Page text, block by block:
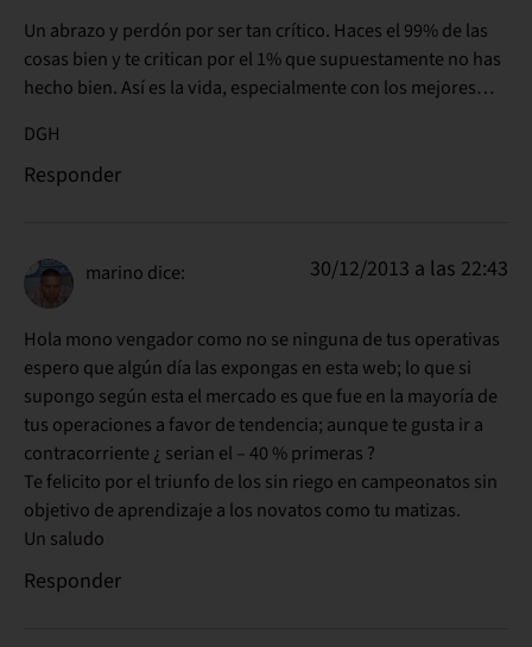
Un abrazo y perdón por ser tan crítico. Haces el 99% de las
cosas bien y te critican por el 1% que supuestamente no has
hecho bien. Así es la vida, especialmente con los mejores…
DGH
Responder
marino dice: 30/12/2013 a las 22:43
Hola mono vengador como no se ninguna de tus operativas
espero que algún día las expongas en esta web; lo que si
supongo según esta el mercado es que fue en la mayoría de
tus operaciones a favor de tendencia; aunque te gusta ir a
contracorriente ¿ serian el – 40 % primeras ?
Te felicito por el triunfo de los sin riego en campeonatos sin
objetivo de aprendizaje a los novatos como tu matizas.
Un saludo
Responder